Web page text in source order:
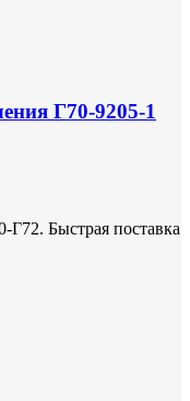
Г70-9205-1
Г72. Быстрая поставка